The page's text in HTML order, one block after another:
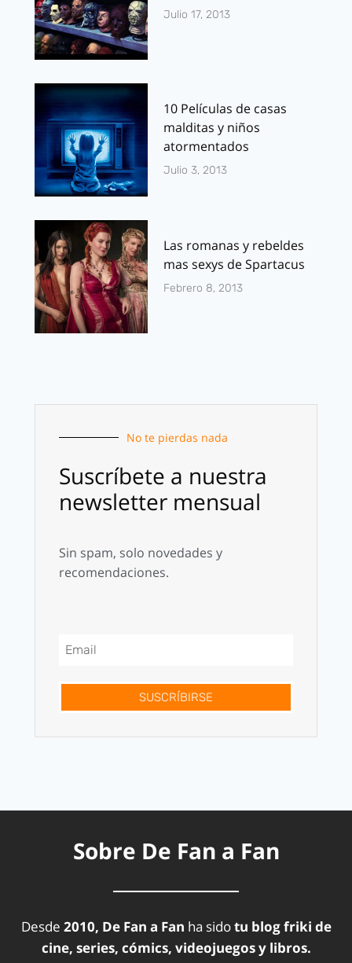
Julio 17, 2013
10 Películas de casas
malditas y niños
atormentados
Julio 3, 2013
Las romanas y rebeldes
mas sexys de Spartacus
Febrero 8, 2013
No te pierdas nada
Suscríbete a nuestra
newsletter mensual
Sin spam, solo novedades y
recomendaciones.
SUSCRÍBIRSE
Sobre De Fan a Fan
Desde 2010, De Fan a Fan ha sidotu blog friki de
cine, series, cómics, videojuegos y libros.